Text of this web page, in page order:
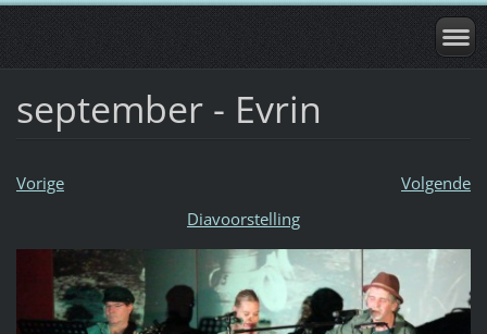
september - Evrin
Vorige
Volgende
Diavoorstelling